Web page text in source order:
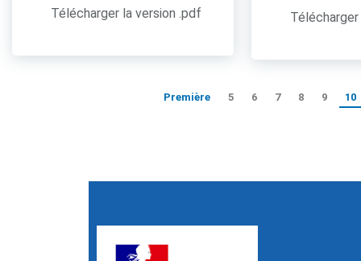
Télécharger la version .pdf
Première 5 6 7 8 9 10